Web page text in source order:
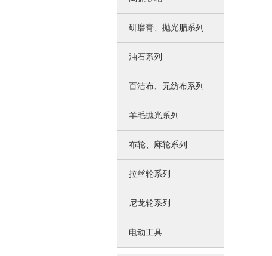
研磨膏、抛光腊系列
油石系列
百洁布、无纺布系列
羊毛抛光系列
布轮、麻轮系列
拉丝轮系列
尼龙轮系列
电动工具